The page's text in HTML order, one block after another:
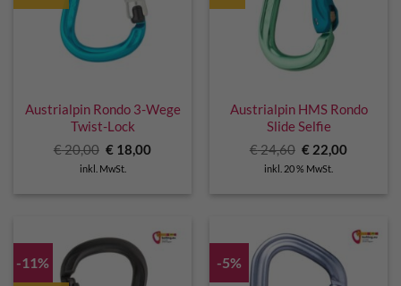
Austrialpin Rondo 3-Wege
Twist-Lock
€20,00 Ursprünglicher
Preis
war:
€ 18,00Aktueller
inkl. MwSt.
Austrialpin HMS Rondo
Slide Selfie
€24,60 Ursprünglicher
Preis
war:
€ 22,00
inkl. 20 % MwSt.
-11% -5%